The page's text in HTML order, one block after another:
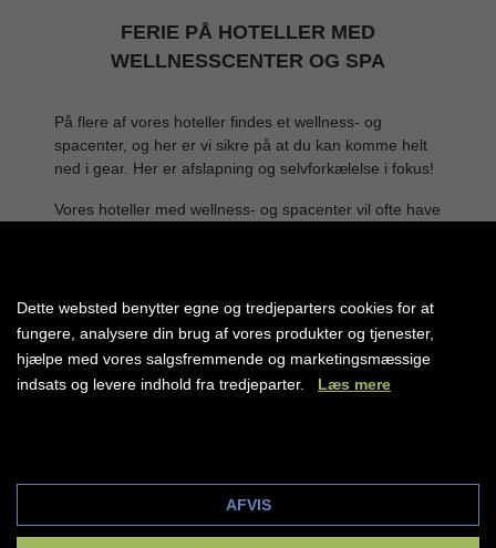
FERIE PÅ HOTELLER MED
WELLNESSCENTER OG SPA
På flere af vores hoteller findes et wellness- og
spacenter, og her er vi sikre på at du kan komme helt
ned i gear. Her er afslapning og selvforkælelse i fokus!
Vores hoteller med wellness- og spacenter vil ofte have
Premium all inclusive har forskellige spa eller massage
behandlinger med i prisen. wellness muligheder.
LÆS MERE
Dette websted benytter egne og tredjeparters cookies for at
fungere, analysere din brug af vores produkter og tjenester,
hjælpe med vores salgsfremmende og marketingsmæssige
indsats og levere indhold fra tredjeparter. Læs mere
AFVIS